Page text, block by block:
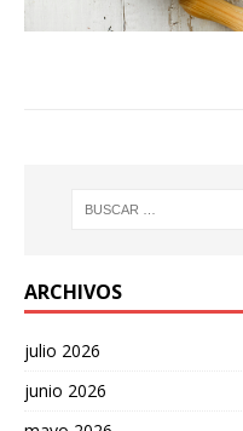
ARCHIVOS
julio 2026
junio 2026